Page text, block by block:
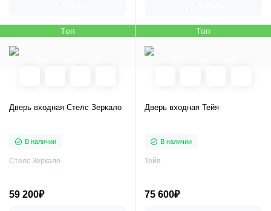
Топ
Дверь входная Стелс Зеркало
В наличии
Стелс Зеркало
59 200₽
Топ
Дверь входная Тейя
В наличии
Тейя
75 600₽